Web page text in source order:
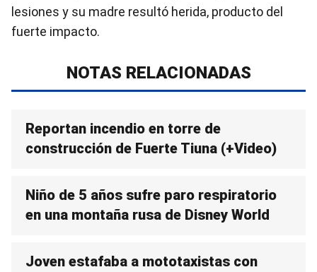
lesiones y su madre resultó herida, producto del
fuerte impacto.
NOTAS RELACIONADAS
Reportan incendio en torre de
construcción de Fuerte Tiuna (+Video)
Niño de 5 años sufre paro respiratorio
en una montaña rusa de Disney World
Joven estafaba a mototaxistas con